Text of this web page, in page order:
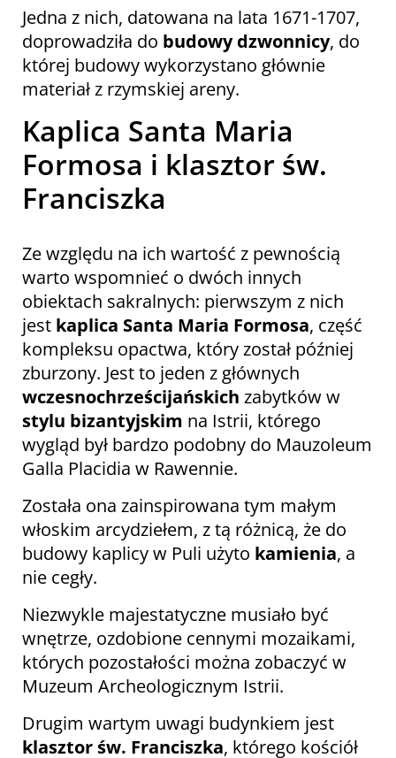
Jedna z nich, datowana na lata 1671-1707,
doprowadziła do budowy dzwonnicy, do
której budowy wykorzystano głównie
materiał z rzymskiej areny.
Kaplica Santa Maria
Formosa i klasztor św.
Franciszka
Ze względu na ich wartość z pewnością
warto wspomnieć o dwóch innych
obiektach sakralnych: pierwszym z nich
jest kaplica Santa Maria Formosa, część
kompleksu opactwa, który został później
zburzony. Jest to jeden z głównych
wczesnochrześcijańskich zabytków w
stylu bizantyjskim na Istrii, którego
wygląd był bardzo podobny do Mauzoleum
Galla Placidia w Rawennie.
Została ona zainspirowana tym małym
włoskim arcydziełem, z tą różnicą, że do
budowy kaplicy w Puli użyto kamienia, a
nie cegły.
Niezwykle majestatyczne musiało być
wnętrze, ozdobione cennymi mozaikami,
których pozostałości można zobaczyć w
Muzeum Archeologicznym Istrii.
Drugim wartym uwagi budynkiem jest
klasztor św. Franciszka, którego kościół